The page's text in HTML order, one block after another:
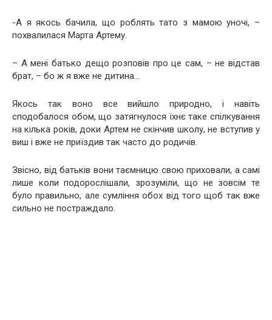
-А я якось бачила, що роблять тато з мамою уночі, –
похвалилася Марта Артему.
– А мені батько дещо розповів про це сам, – не відстав
брат, – бо ж я вже не дитина…
Якось так воно все вийшло природно, і навіть
сподобалося обом, що затягнулося їхнє таке спілкування
на кілька років, доки Артем не скінчив школу, не вступив у
виш і вже не приїздив так часто до родичів.
Звісно, від батьків вони таємницю свою приховали, а самі
лише коли подорослішали, зрозуміли, що не зовсім те
було правильно, але сумління обох від того щоб так вже
сильно не постраждало.